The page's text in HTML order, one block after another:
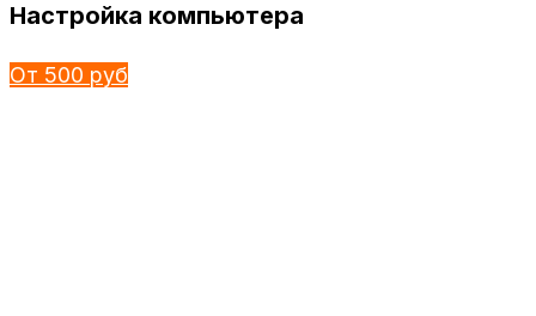
Настройка компьютера
От 500 руб